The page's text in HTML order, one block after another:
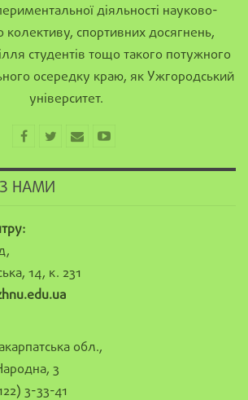
діяльності науково-
колективу, спортивних досягнень,
студентів тощо такого потужного
осередку краю, як Ужгородський
університет.
НАМИ
14, к. 231
обл.,
3
3-33-41